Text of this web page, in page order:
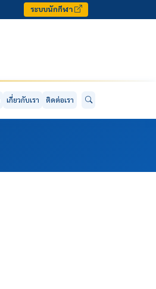
ระบบนักกีฬา
เกี่ยวกับเรา ติดต่อเรา